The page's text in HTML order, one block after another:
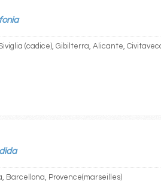
(cadice), Gibilterra, Alicante,
Barcellona, Provence(marseilles)